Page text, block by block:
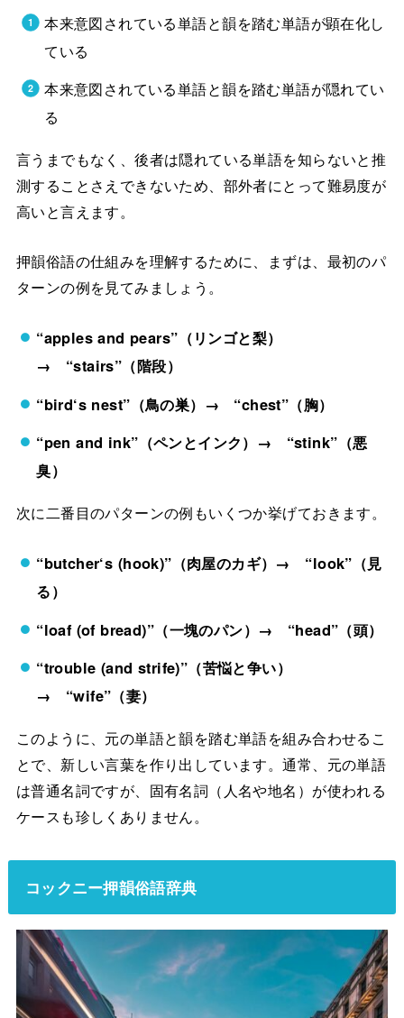
本来意図されている単語と韻を踏む単語が顕在化し
ている
本来意図されている単語と韻を踏む単語が隠れてい
る
言うまでもなく、後者は隠れている単語を知らないと推
測することさえできないため、部外者にとって難易度が
高いと言えます。
押韻俗語の仕組みを理解するために、まずは、最初のパ
ターンの例を見てみましょう。
“apples and pears” （リンゴと梨）
→ “stairs” （階段）
“bird‘s nest” （鳥の巣）→ “chest” （胸）
“pen and ink” （ペンとインク）→ “stink” （悪
臭）
次に二番目のパターンの例もいくつか挙げておきます。
“butcher‘s (hook)” （肉屋のカギ）→ “look” （見
る）
“loaf (of bread)” （一塊のパン）→ “head” （頭）
“trouble (and strife)” （苦悩と争い）
→ “wife” （妻）
このように、元の単語と韻を踏む単語を組み合わせるこ
とで、新しい言葉を作り出しています。通常、元の単語
は普通名詞ですが、固有名詞（人名や地名）が使われる
ケースも珍しくありません。
コックニー押韻俗語辞典